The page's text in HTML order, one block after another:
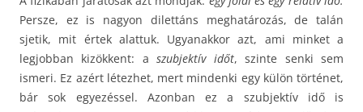
Persze, ez is nagyon dilettáns meghatározás, de talán
sjetik, mit értek alattuk. Ugyanakkor azt, ami minket a
legjobban kizökkent: aszubjektív időt, szinte senki sem
ismeri. Ez azért létezhet, mert mindenki egy külön történet,
bár sok egyezéssel. Azonban ez a szubjektív idő is